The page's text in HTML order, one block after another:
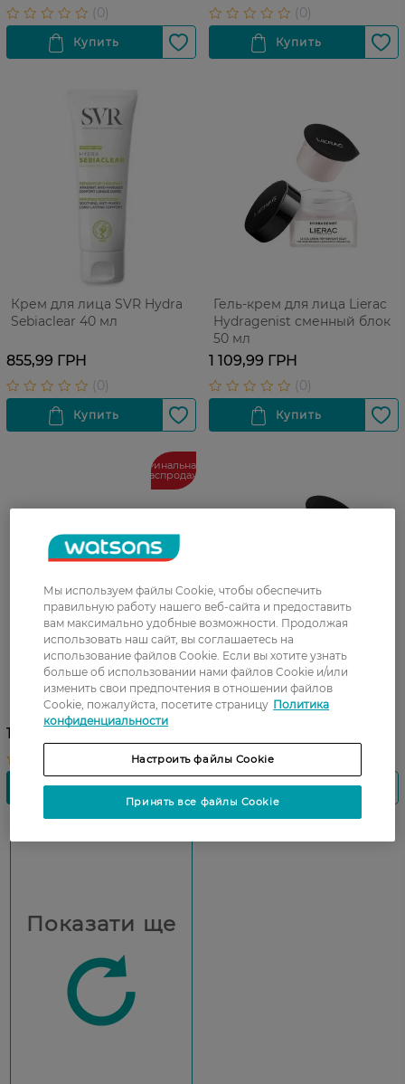
Крем для лица SVR Hydra
Sebiaclear 40 мл
855,99 ГРН
Гель-крем для лица Lierac
Hydragenist сменный блок
50 мл
1 109,99 ГРН
Финальная
распродажа
Крем дневной NIVEA SPF 15
Интенсивное увлажнение
24 часа 50 мл
183,50 ГРН
Крем для лица ночной
Lierac Lift Integral сменный
блок 50 мл
Показати ще
Мы используем файлы Cookie, чтобы обеспечить
правильную работу нашего веб-сайта и предоставить
вам максимально удобные возможности. Продолжая
использовать наш сайт, вы соглашаетесь на
использование файлов Cookie. Если вы хотите узнать
больше об использовании нами файлов Cookie и/или
изменить свои предпочтения в отношении файлов
Cookie, пожалуйста, посетите страницу Политика
конфиденциальности
Настроить файлы Cookie
Принять все файлы Cookie